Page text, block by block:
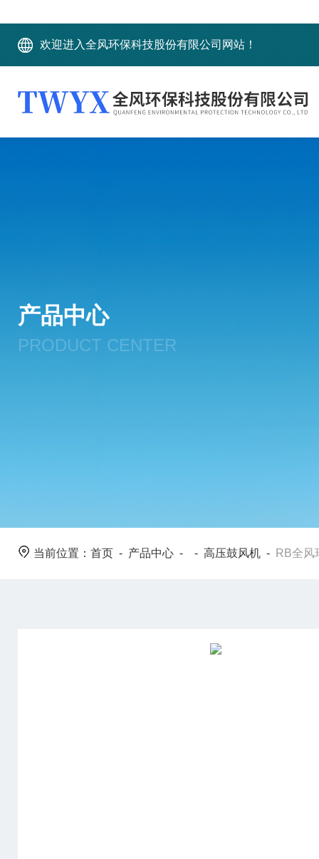
欢迎进入全风环保科技股份有限公司网站！
产品中心
PRODUCT CENTER
当前位置： 首页 - 产品中心 - - 高压鼓风机 - RB全风